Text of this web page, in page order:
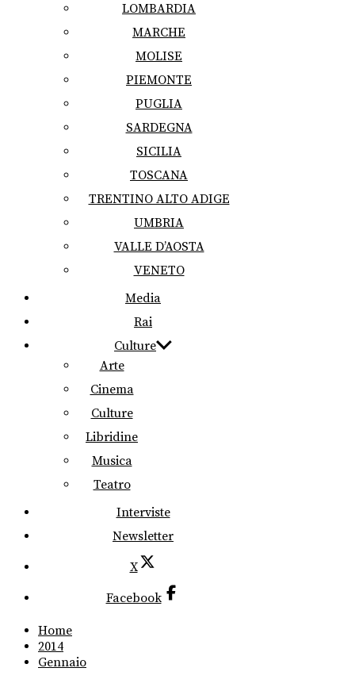
LOMBARDIA
MARCHE
MOLISE
PIEMONTE
PUGLIA
SARDEGNA
SICILIA
TOSCANA
TRENTINO ALTO ADIGE
UMBRIA
VALLE D’AOSTA
VENETO
Media
Rai
Culture
Arte
Cinema
Culture
Libridine
Musica
Teatro
Interviste
Newsletter
X
Facebook
Home
2014
Gennaio